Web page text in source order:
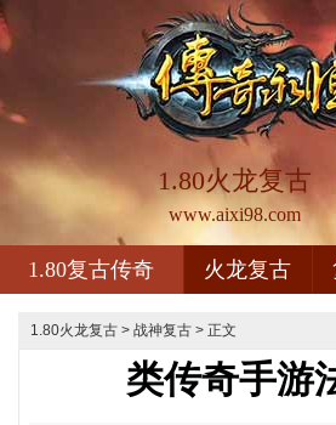
1.80火龙复古
www.aixi98.com
1.80复古传奇 火龙复古
1.80火龙复古 > 战神复古 > 正文
类传奇手游